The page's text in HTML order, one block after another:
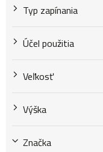
Typ zapínania
Účel použitia
Veľkosť
Výška
Značka